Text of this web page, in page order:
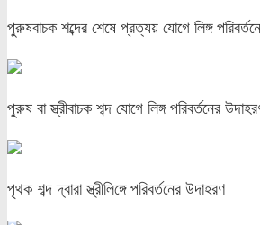
পুরুষবাচক শব্দের শেষে প্রত্যয় যোগে লিঙ্গ
পুরুষ বা স্ত্রীবাচক শব্দ যোগে লিঙ্গ পরিবর্তনের
পৃথক শব্দ দ্বারা স্ত্রীলিঙ্গে পরিবর্তনের উদাহরণ